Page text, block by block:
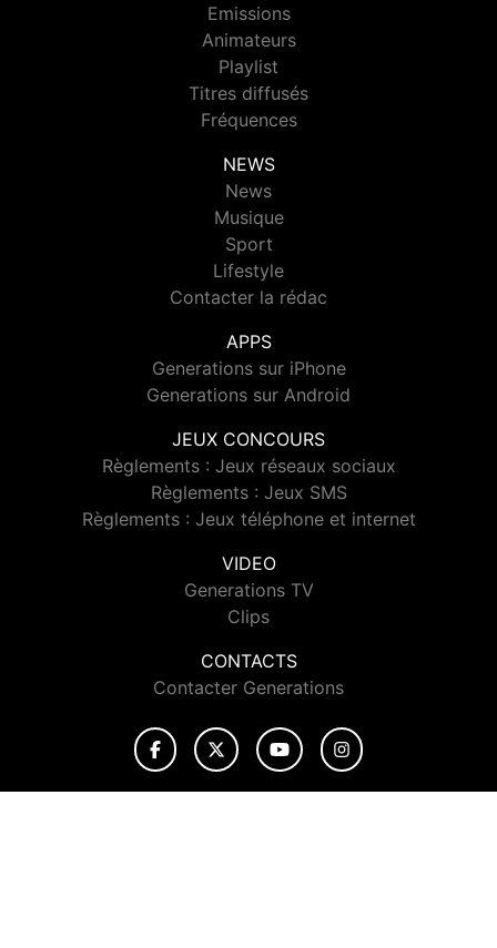
Emissions
Animateurs
Playlist
Titres diffusés
Fréquences
NEWS
News
Musique
Sport
Lifestyle
Contacter la rédac
APPS
Generations sur iPhone
Generations sur Android
JEUX CONCOURS
Règlements : Jeux réseaux sociaux
Règlements : Jeux SMS
Règlements : Jeux téléphone et internet
VIDEO
Generations TV
Clips
CONTACTS
Contacter Generations